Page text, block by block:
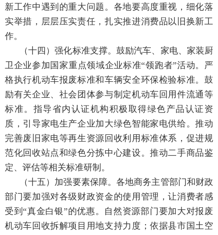
新工作中遇到的重大问题。各地要高度重视，细化落
实举措，层层压实责任，扎实推进消费品以旧换新工
作。
（十四）强化标准支撑。鼓励汽车、家电、家装厨
卫企业参加国家重点领域企业标准“领跑者”活动。严
格执行机动车报废标准和车辆安全环保检验标准。鼓
励有关企业、社会团体参与制定机动车回用件流通等
标准。指导省内认证机构积极取得绿色产品认证资
质，引导家电生产企业加大绿色智能家电供给。推动
完善废旧家电等再生资源回收利用标准体系，促进规
范化回收站点和绿色分拣中心建设。推动二手商品鉴
定、评估等相关标准研制。
（十五）加强要素保障。各地商务主管部门和财政
部门要加强对各级财政资金的使用管理，让消费者感
受到“真金白银”的优惠。自然资源部门要加大对报废
机动车回收拆解项目用地支持力度；依据县市国土空